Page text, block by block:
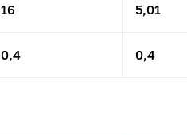
16 5,01
0,4 0,4